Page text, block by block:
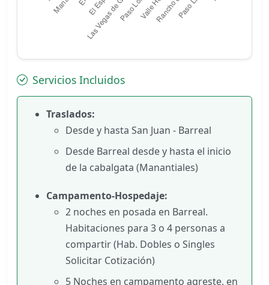
Servicios Incluidos
Traslados:
Desde y hasta San Juan - Barreal
Desde Barreal desde y hasta el inicio
de la cabalgata (Manantiales)
Campamento-Hospedaje:
2 noches en posada en Barreal.
Habitaciones para 3 o 4 personas a
compartir (Hab. Dobles o Singles
Solicitar Cotización)
5 Noches en campamento agreste, en